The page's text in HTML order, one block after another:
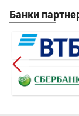
Банки